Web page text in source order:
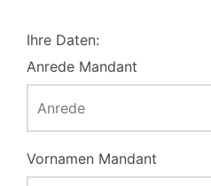
Ihre Daten:
Anrede Mandant
Vornamen Mandant